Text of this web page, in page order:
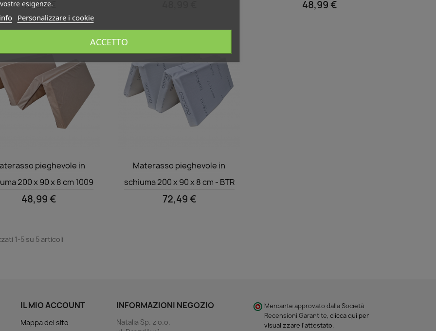
48,99 € 48,99 €
pieghevole in
200 x 90 x 8 cm 1009
48,99 €
Materasso pieghevole in
schiuma 200 x 90 x 8 cm - BTR
72,49 €
1-5 su 5 articoli
IL MIO ACCOUNT
Mappa del sito
INFORMAZIONI NEGOZIO
Natalia Sp. z o.o.
Mercante approvato dalla Società
Recensioni Garantite, clicca qui per
visualizzare l'attestato.
esigenze.
Personalizzare i cookie
ACCETTO